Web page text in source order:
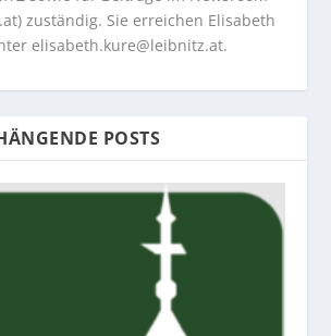
zuständig. Sie erreichen Elisabeth
elisabeth.kure@leibnitz.at.
POSTS